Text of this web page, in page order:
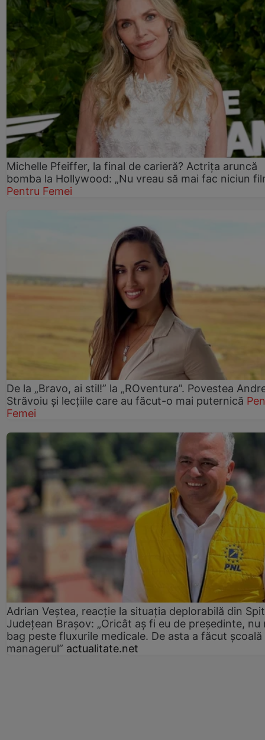
Michelle Pfeiffer, la final de carieră? Actrița aruncă
bomba la Hollywood: „Nu vreau să mai fac niciun
Pentru Femei
De la „Bravo, ai stil!” la „ROventura”. Povestea
Străvoiu și lecțiile care au făcut-o mai puternică
Femei
Adrian Veștea, reacție la situația deplorabilă din
Județean Brașov: „Oricât aș fi eu de președinte, nu
bag peste fluxurile medicale. De asta a făcut școală
managerul” actualitate.net